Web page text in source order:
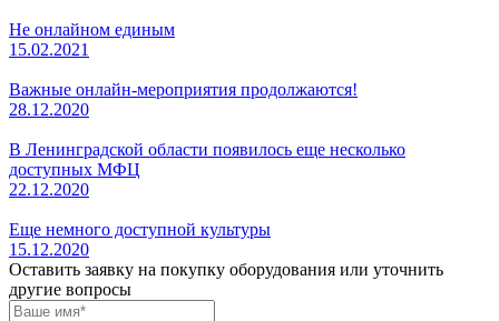
Не онлайном единым
15.02.2021
Важные онлайн-мероприятия продолжаются!
28.12.2020
В Ленинградской области появилось еще несколько
доступных МФЦ
22.12.2020
Еще немного доступной культуры
15.12.2020
Оставить заявку на покупку оборудования или уточнить
другие вопросы